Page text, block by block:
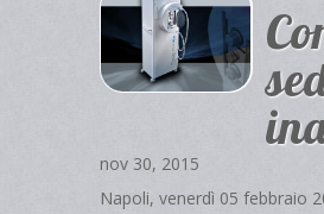
nov 30, 2015
Napoli, venerdì 05 febbraio